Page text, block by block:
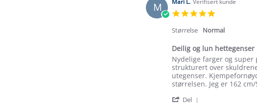
M
rating
Størrelse Normal
Deilig og lun hettegenser
Review
by
Mari
L.
13
review
stating
Deilig
og
hettegenser
Nydelige farger og super
strukturert over
utegenser.
størrelsen. Jeg er 162
Del